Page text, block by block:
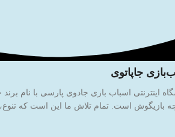
جاپاتوی
بازیگوش است. تمام تلاش ما این است که تنوع،